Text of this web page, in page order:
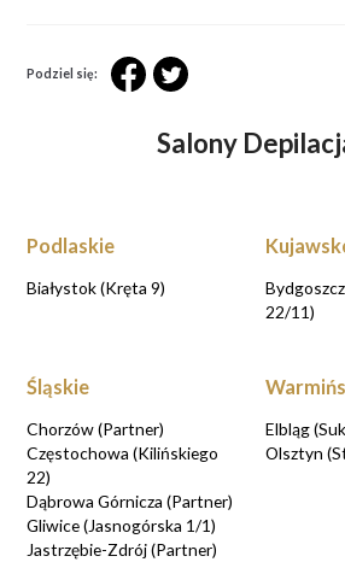
Podziel się:
Salony
Podlaskie
Białystok (Kręta 9)
22/11)
Śląskie
Chorzów (Partner)
Częstochowa (Kilińskiego
22)
Dąbrowa Górnicza (Partner)
Gliwice (Jasnogórska 1/1)
Jastrzębie-Zdrój (Partner)
Elbląg
Olsztyn